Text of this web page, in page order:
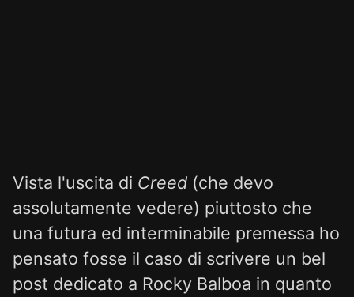
Vista l'uscita di Creed (che devo
assolutamente vedere) piuttosto che
una futura ed interminabile premessa ho
pensato fosse il caso di scrivere un bel
post dedicato a Rocky Balboa in quanto